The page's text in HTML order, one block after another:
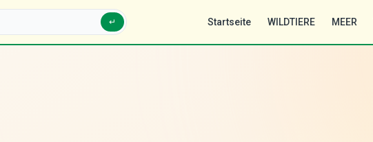
↵ Startseite WILDTIERE MEER